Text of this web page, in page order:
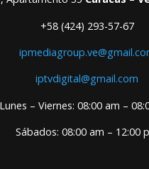
+58 (424) 293-57-67
iptvdigital@gmail.com
Lunes – Viernes: 08:00 am –
Sábados: 08:00 am – 12:00